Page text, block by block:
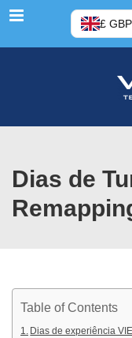
Cardápio £ GBP
Dias de
Table of Contents
Dias de experiência